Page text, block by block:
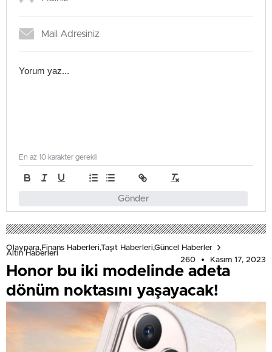
Gönder
En az 10 karakter gerekli
Olaypara,Finans Haberleri,Taşıt Haberleri,Güncel Haberler
Altın Haberleri
260
Kasım 17, 2023
Honor bu iki modelinde adeta
dönüm noktasını yaşayacak!